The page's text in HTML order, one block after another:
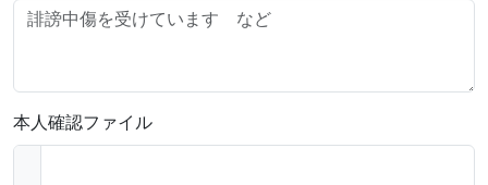
本人確認ファイル